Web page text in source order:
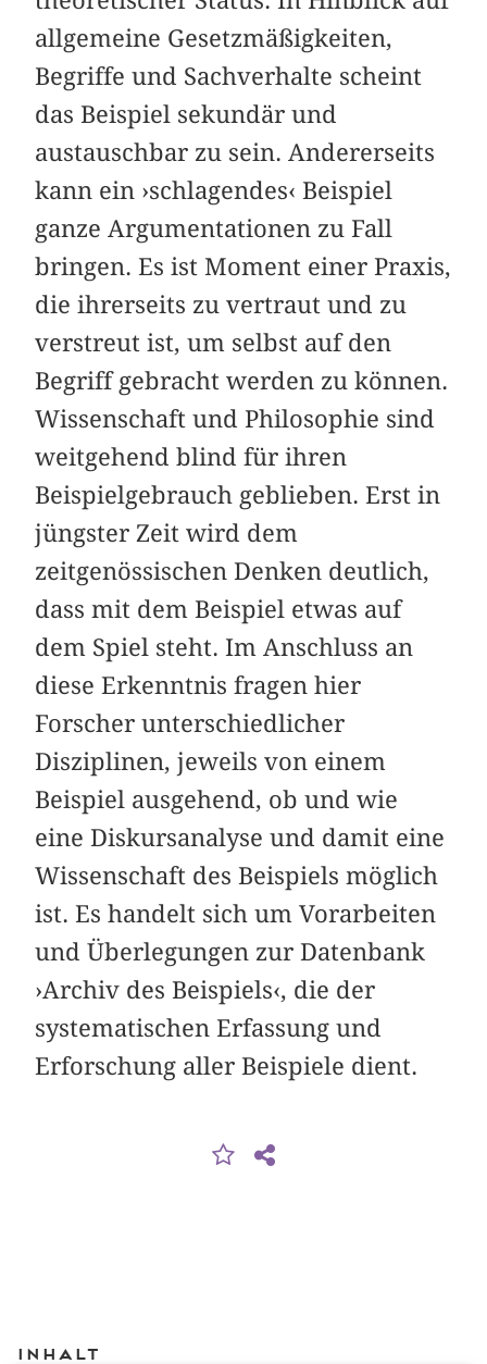
allgemeine Gesetzmäßigkeiten,
Begriffe und Sachverhalte scheint
das Beispiel sekundär und
austauschbar zu sein. Andererseits
kann ein ›schlagendes‹ Beispiel
ganze Argumentationen zu Fall
bringen. Es ist Moment einer Praxis,
die ihrerseits zu vertraut und zu
verstreut ist, um selbst auf den
Begriff gebracht werden zu können.
Wissenschaft und Philosophie sind
weitgehend blind für ihren
Beispielgebrauch geblieben. Erst in
jüngster Zeit wird dem
zeitgenössischen Denken deutlich,
dass mit dem Beispiel etwas auf
dem Spiel steht. Im Anschluss an
diese Erkenntnis fragen hier
Forscher unterschiedlicher
Disziplinen, jeweils von einem
Beispiel ausgehend, ob und wie
eine Diskursanalyse und damit eine
Wissenschaft des Beispiels möglich
ist. Es handelt sich um Vorarbeiten
und Überlegungen zur Datenbank
›Archiv des Beispiels‹, die der
systematischen Erfassung und
Erforschung aller Beispiele dient.
Inhalt